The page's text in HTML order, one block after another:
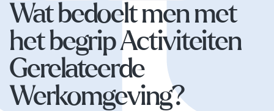
Wat bedoelt men met
het begrip Activiteiten
Gerelateerde
Werkomgeving?